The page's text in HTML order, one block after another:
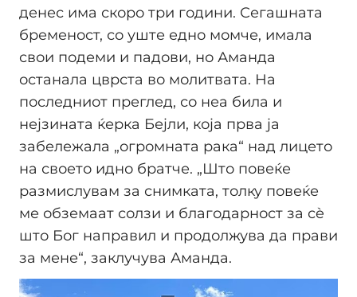
денес има скоро три години. Сегашната
бременост, со уште едно момче, имала
свои подеми и падови, но Аманда
останала цврста во молитвата. На
последниот преглед, со неа била и
нејзината ќерка Бејли, која прва ја
забележала „огромната рака“ над лицето
на своето идно братче. „Што повеќе
размислувам за снимката, толку повеќе
ме обземаат солзи и благодарност за сè
што Бог направил и продолжува да прави
за мене“, заклучува Аманда.